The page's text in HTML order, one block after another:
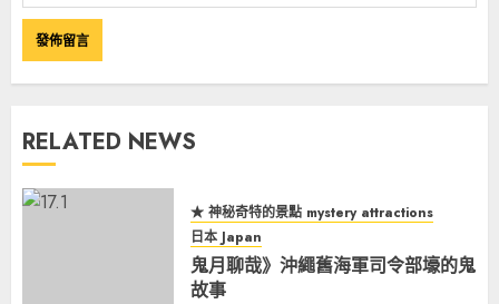
RELATED NEWS
★ 神秘奇特的景點 mystery attractions
日本 Japan
鬼月聊哉》沖繩舊海軍司令部壕的鬼
故事